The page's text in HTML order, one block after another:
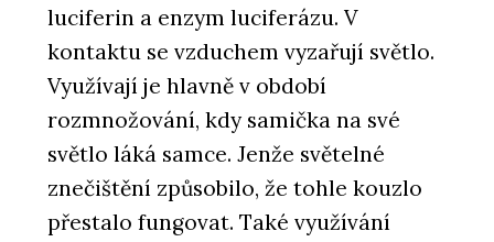
ČLÁNKY
V historickém centru Vratislavi stojí
luxusní bytový dům. Má výhled do
zeleně, volnočasové sportoviště a
wellness
luciferin a enzym luciferázu. V
kontaktu se vzduchem vyzařují světlo.
Využívají je hlavně v období
rozmnožování, kdy samička na své
světlo láká samce. Jenže světelné
znečištění způsobilo, že tohle kouzlo
přestalo fungovat. Také využívání